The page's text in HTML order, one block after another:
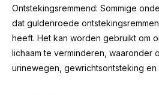
Ontstekingsremmend: Sommige
dat guldenroede
heeft. Het kan worden gebruikt om
lichaam te verminderen, waaronder
urinewegen, gewrichtsontsteking